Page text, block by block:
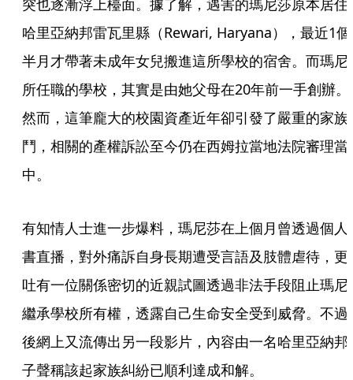
突也逐漸浮上檯面。據了解，遇害的瑪尼莎原本居住
哈里亞納邦雷瓦里縣（Rewari, Haryana），最近1個
半月才帶著未成年女兒搬進這所學校的宿舍。而瑪尼
所任職的學校，其實是由她父母在20年前一手創辦。
然而，這筆龐大的校園資產近年卻引發了嚴重的家族
鬥，相關的產權訴訟至今仍在西姆拉當地法院審理當
中。
有知情人士進一步爆料，瑪尼莎在上個月曾透過個人
書直播，對外痛訴自身長期遭受言語及肢體虐待，更
吐有一位關係密切的近親試圖透過非法手段阻止瑪尼
繼承學校所有權，透露自己生命安全受到威脅。不過
後網上又流傳出另一段影片，內容由一名哈里亞納邦
子聲稱該起家族糾紛已順利達成和解。